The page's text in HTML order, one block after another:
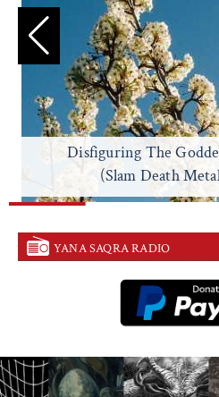
Disfiguring The
(Slam Death
YANA SAQRA RADIO